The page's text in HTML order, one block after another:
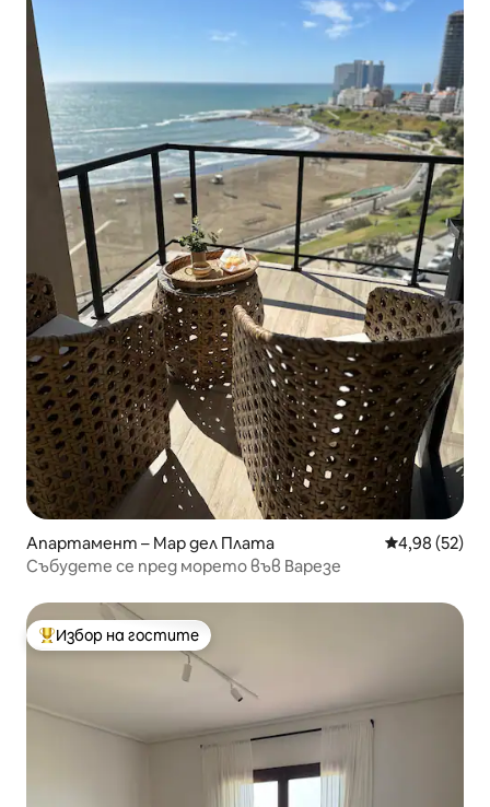
Апартамент – Мар дел Плата Средна
4,98 (52)
Събудете се пред морето във Варезе
Най-популярен избор на гостите
Избор на гостите